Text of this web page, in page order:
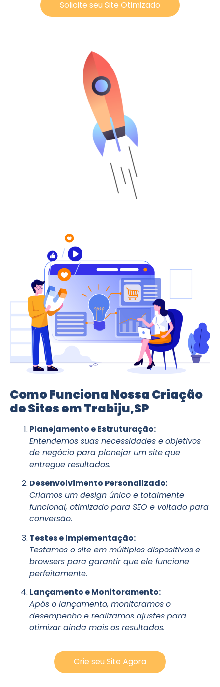
Solicite seu Site Otimizado
Como Funciona Nossa Criação
de Sites em Trabiju,SP
Planejamento e Estruturação:
Entendemos suas necessidades e objetivos
de negócio para planejar um site que
entregue resultados.
Desenvolvimento Personalizado:
Criamos um design único e totalmente
funcional, otimizado para SEO e voltado para
conversão.
Testes e Implementação:
Testamos o site em múltiplos dispositivos e
browsers para garantir que ele funcione
perfeitamente.
Lançamento e Monitoramento:
Após o lançamento, monitoramos o
desempenho e realizamos ajustes para
otimizar ainda mais os resultados.
Crie seu Site Agora